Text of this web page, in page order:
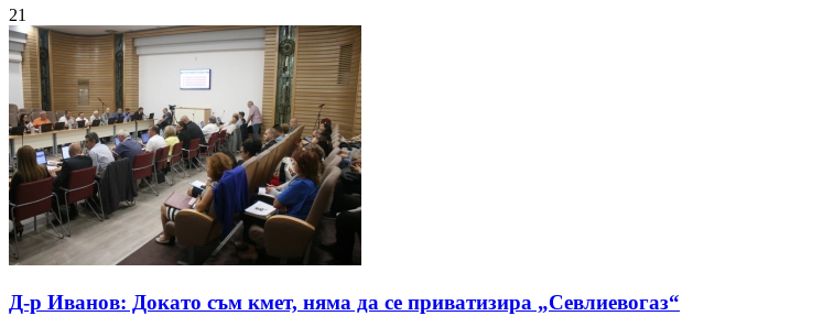
21
Д-р Иванов: Докато съм кмет, няма да се приватизира „Севлиевогаз“